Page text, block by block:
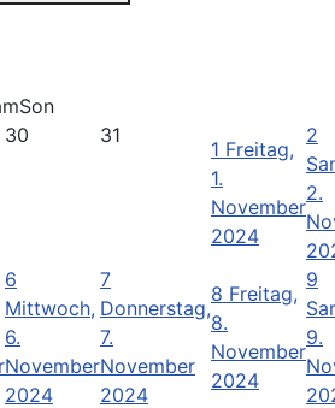
Son
30 31
1 Freitag,
1.
November
2024
2
2.
6
Mittwoch,
6.
November
2024
7
Donnerstag,
7.
November
2024
8 Freitag,
8.
November
2024
9
9.